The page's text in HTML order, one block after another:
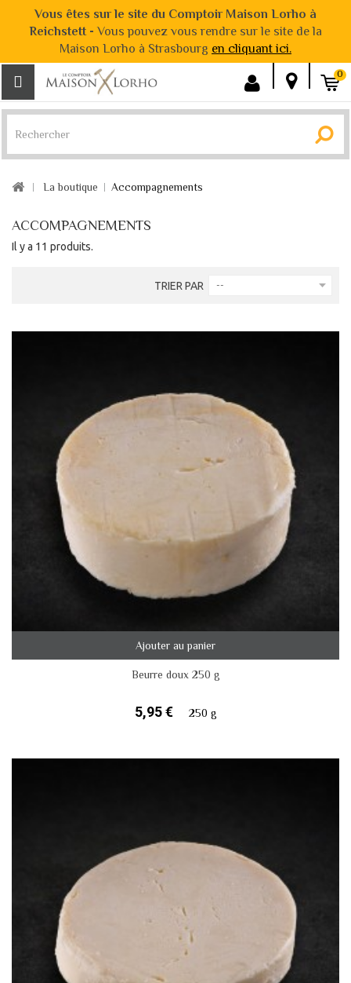
Vous êtes sur le site du Comptoir Maison Lorho à
Reichstett - Vous pouvez vous rendre sur le site de la
Maison Lorho à Strasbourg en cliquant ici.
0
La boutique Accompagnements
ACCOMPAGNEMENTS
Il y a 11 produits.
TRIER PAR --
Ajouter au panier
Beurre doux 250 g
5,95 € 250 g